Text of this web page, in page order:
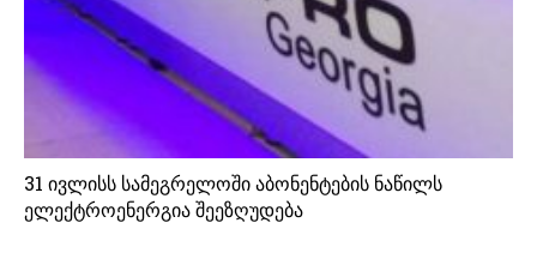
31 ივლისს სამეგრელოში აბონენტების ნაწილს
ელექტროენერგია შეეზღუდება